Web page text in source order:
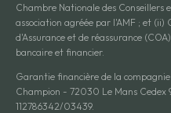
Chambre Nationale des Conseillers
association agréée par l'AMF ; et (ii)
d'Assurance et de réassurance
bancaire et financier.
Garantie financière de la
Champion - 72030 Le Mans Cedex
112786342/03439.